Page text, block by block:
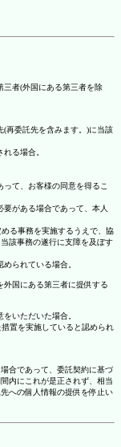
三者(外国にある第三者を除
再委託先を含みます。)に当該
る場合。
て、お客様の同意を得るこ
がある場合であって、本人
る事務を実施するうえで、協
該事務の遂行に支障を及ぼす
られている場合。
外国にある第三者に提供する
いただいた場合。
置を実施していると認められ
合であって、委託契約に基づ
内にこれが是正されず、相当
への個人情報の提供を停止い